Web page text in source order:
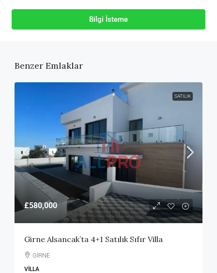
Bilgi İsteme
Benzer Emlaklar
SATILIK
£580,000
Girne Alsancak’ta 4+1 Satılık Sıfır Villa
GİRNE
VILLA